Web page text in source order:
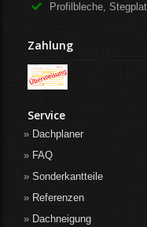
Profilbleche,
Zahlung
Service
Dachplaner
FAQ
Sonderkantteile
Referenzen
Dachneigung